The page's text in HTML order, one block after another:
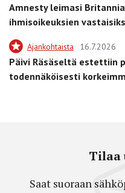
Amnesty leimasi
ihmisoikeuksien
Ajankohtaista 16.7.2026
Päivi Räsäseltä estettiin
todennäköisesti
Tilaa
Saat suoraan